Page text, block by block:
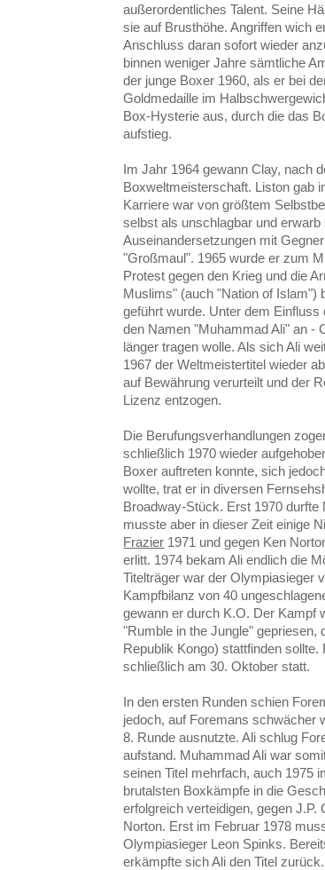
außerordentliches Talent. Seine
sie auf Brusthöhe. Angriffen wich
Anschluss daran sofort wieder
binnen weniger Jahre sämtliche
der junge Boxer 1960, als er bei
Goldmedaille im
Box-Hysterie aus, durch die das
aufstieg.
Im Jahr 1964 gewann Clay, nach
Boxweltmeisterschaft. Liston gab
Karriere war von größtem
selbst als unschlagbar und
Auseinandersetzungen mit
"Großmaul". 1965 wurde er zum
Protest gegen den Krieg und die
Muslims" (auch "Nation of Islam")
geführt wurde. Unter dem
den Namen "Muhammad Ali" an -
länger tragen wolle. Als sich Ali
1967 der Weltmeistertitel wieder
auf Bewährung verurteilt und der
Lizenz entzogen.
Die Berufungsverhandlungen
schließlich 1970 wieder
Boxer auftreten konnte, sich
wollte, trat er in diversen
Broadway-Stück. Erst 1970 durfte
musste aber in dieser Zeit einige
Frazier 1971 und gegen Ken
erlitt. 1974 bekam Ali endlich die
Titelträger war der Olympiasieger
Kampfbilanz von 40
gewann er durch K.O. Der Kampf
"Rumble in the Jungle"
Republik Kongo) stattfinden
schließlich am 30. Oktober statt.
In den ersten Runden schien
jedoch, auf Foremans schwächer
8. Runde ausnutzte. Ali schlug
aufstand. Muhammad Ali war
seinen Titel mehrfach, auch 1975
brutalsten Boxkämpfe in die
erfolgreich verteidigen, gegen
Norton. Erst im Februar 1978
Olympiasieger Leon Spinks.
erkämpfte sich Ali den Titel